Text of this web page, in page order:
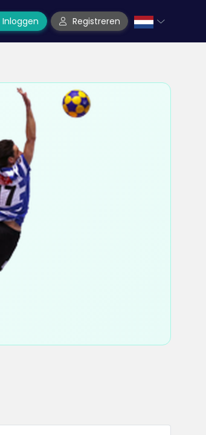
Inloggen Registreren